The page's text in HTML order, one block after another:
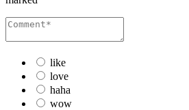
like
love
haha
wow